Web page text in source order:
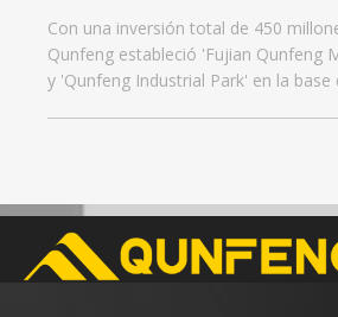
Con una inversión total de 450
Qunfeng estableció 'Fujian Qunfeng
y 'Qunfeng Industrial Park' en la base